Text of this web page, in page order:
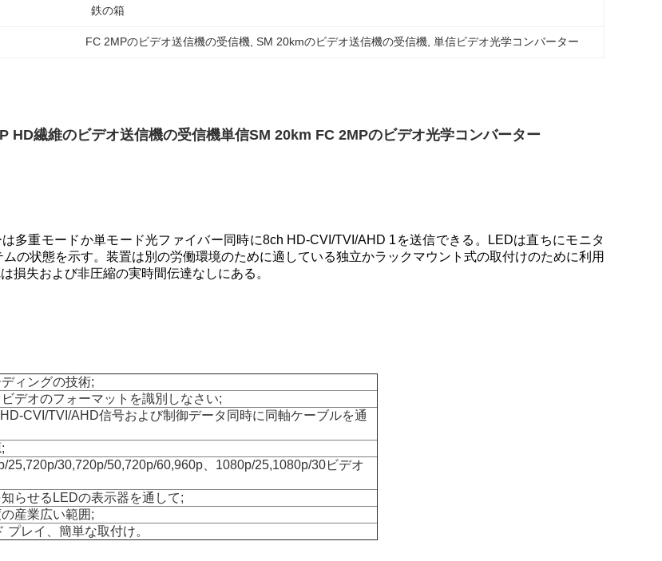
鉄の箱
FC 2MPのビデオ送信機の受信機 , SM 20kmのビデオ送信機の受信機 , 単信ビデオ光学コンバーター
HD繊維のビデオ送信機の受信機単信SM 20km FC 2MPのビデオ光学コンバーター
多重モードか単モード光ファイバー同時に8ch HD-CVI/TVI/AHD 1を送信できる。LEDは直ちにモニタ
ムの状態を示す。装置は別の労働環境のために適している独立かラックマウント式の取付けのために利用
損失および非圧縮の実時間伝達なしにある。
ィングの技術;
デオのフォーマットを識別しなさい;
CVI/TVI/AHD信号および制御データ同時に同軸ケーブルを通
25,720p/30,720p/50,720p/60,960p、1080p/25,1080p/30ビデオ
らせるLEDの表示器を通して;
産業広い範囲;
プレイ、簡単な取付け。